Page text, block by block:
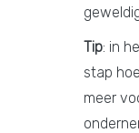
Tip: in
stap
meer